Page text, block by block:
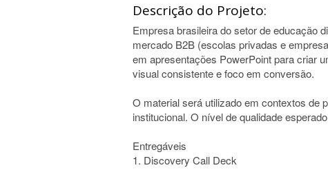
Descrição do Projeto:
Empresa brasileira do setor de educação
mercado B2B (escolas privadas e
em apresentações PowerPoint para criar
visual consistente e foco em conversão.
O material será utilizado em contextos de
institucional. O nível de qualidade
Entregáveis
1. Discovery Call Deck